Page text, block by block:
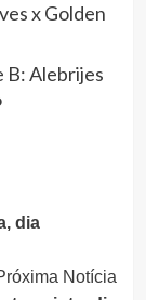
x Golden
B: Alebrijes
dia
Notícia